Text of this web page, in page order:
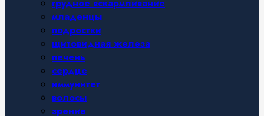
грудное вскармливание
младенцы
подростки
щитовидная железа
печень
сердце
иммунитет
волосы
зрение